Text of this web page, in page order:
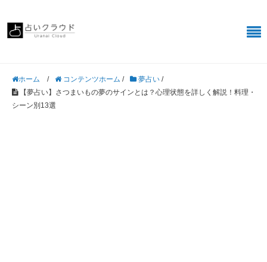
ホーム / コンテンツホーム / 夢占い /
【夢占い】さつまいもの夢のサインとは？心理状態を詳しく解説！料理・
シーン別13選